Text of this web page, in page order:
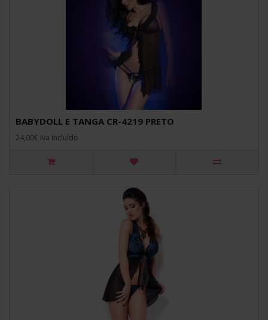
BABYDOLL E TANGA CR-4219 PRETO
24,00€ Iva incluído